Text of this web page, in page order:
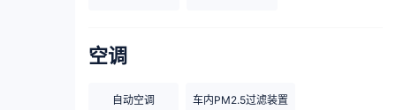
空调
自动空调 车内PM2.5过滤装置